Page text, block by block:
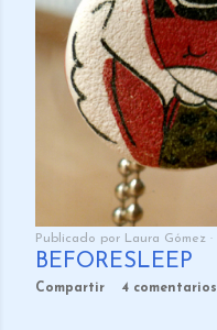
Publicado por Laura Gómez
BEFORESLEEP
Compartir 4 comentarios